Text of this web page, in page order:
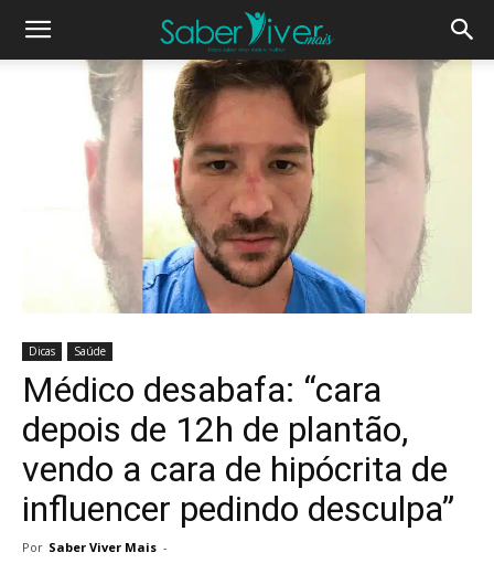
Dicas Saúde
Médico desabafa: “cara
depois de 12h de plantão,
vendo a cara de hipócrita de
influencer pedindo desculpa”
Por Saber Viver Mais -